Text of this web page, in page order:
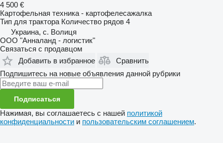
4 500 €
Картофельная техника - картофелесажалка
Тип для трактора Количество рядов 4
Украина, с. Волиця
ООО "Анналанд - логистик"
Связаться с продавцом
Добавить в избранное
Сравнить
Подпишитесь на новые объявления данной рубрики
Подписаться
Нажимая, вы соглашаетесь с нашей политикой
конфиденциальности и пользовательским соглашением.